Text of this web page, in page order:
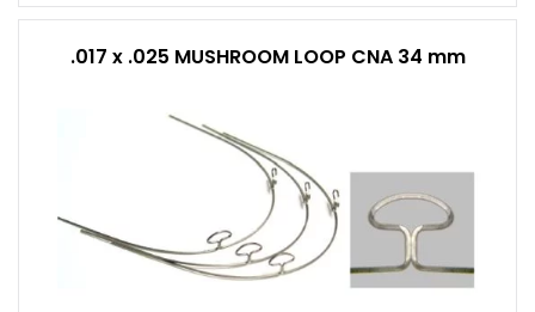
.017 x .025 MUSHROOM LOOP CNA 34 mm